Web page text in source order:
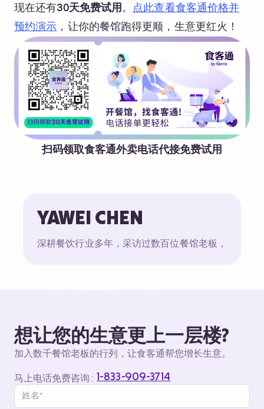
现在还有30天免费试用 。 点此查看食客通价格并
预约演示 ，让你的餐馆跑得更顺，生意更红火！
扫码领取食客通外卖电话代接免费试用
YAWEI CHEN
深耕餐饮行业多年，采访过数百位餐馆老板，
想让您的生意更上一层楼?
加入数千餐馆老板的行列，让食客通帮您增长生意。
马上电话免费咨询 : 1-833-909-3714